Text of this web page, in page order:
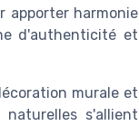
apporter harmonie
d'authenticité et
murale et
s'allient